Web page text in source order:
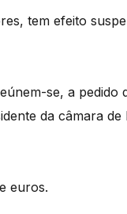
tem efeito
se, a pedido
da câmara
euros.